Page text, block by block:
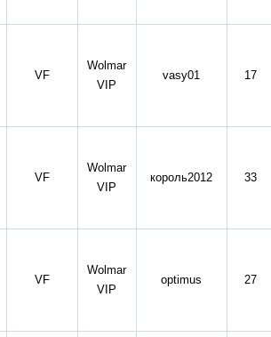
VF
Wolmar
VIP
vasy01 17
VF
Wolmar
VIP
король2012 33
VF
Wolmar
VIP
optimus 27